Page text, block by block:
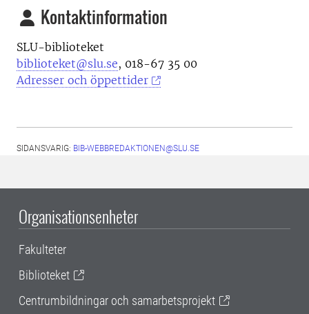
Kontaktinformation
SLU-biblioteket
biblioteket@slu.se, 018-67 35 00
Adresser och öppettider
SIDANSVARIG: BIB-WEBBREDAKTIONEN@SLU.SE
Organisationsenheter
Fakulteter
Biblioteket
Centrumbildningar och samarbetsprojekt